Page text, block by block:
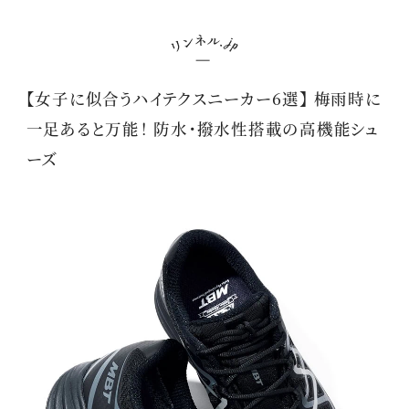
【女子に似合うハイテクスニーカー6選】 梅雨時に
一足あると万能！ 防水・撥水性搭載の高機能シュ
ーズ